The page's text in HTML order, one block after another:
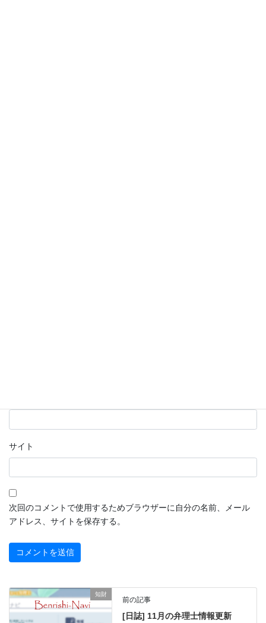
サイト
次回のコメントで使用するためブラウザーに自分の名前、メール
アドレス、サイトを保存する。
知財
前の記事
[日誌] 11月の弁理士情報更新